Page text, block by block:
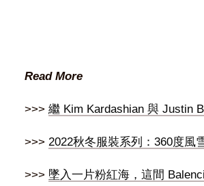
Read More
>>> 繼 Kim Kardashian 與 Justin
>>> 2022秋冬服裝系列：360度風
>>> 墜入一片粉紅海，這間